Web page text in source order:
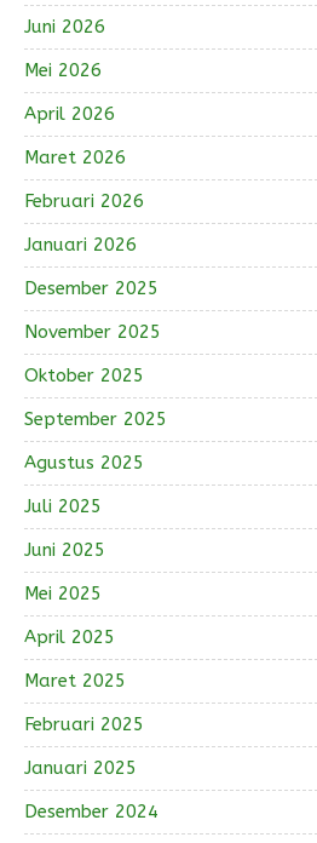
Juni 2026
Mei 2026
April 2026
Maret 2026
Februari 2026
Januari 2026
Desember 2025
November 2025
Oktober 2025
September 2025
Agustus 2025
Juli 2025
Juni 2025
Mei 2025
April 2025
Maret 2025
Februari 2025
Januari 2025
Desember 2024